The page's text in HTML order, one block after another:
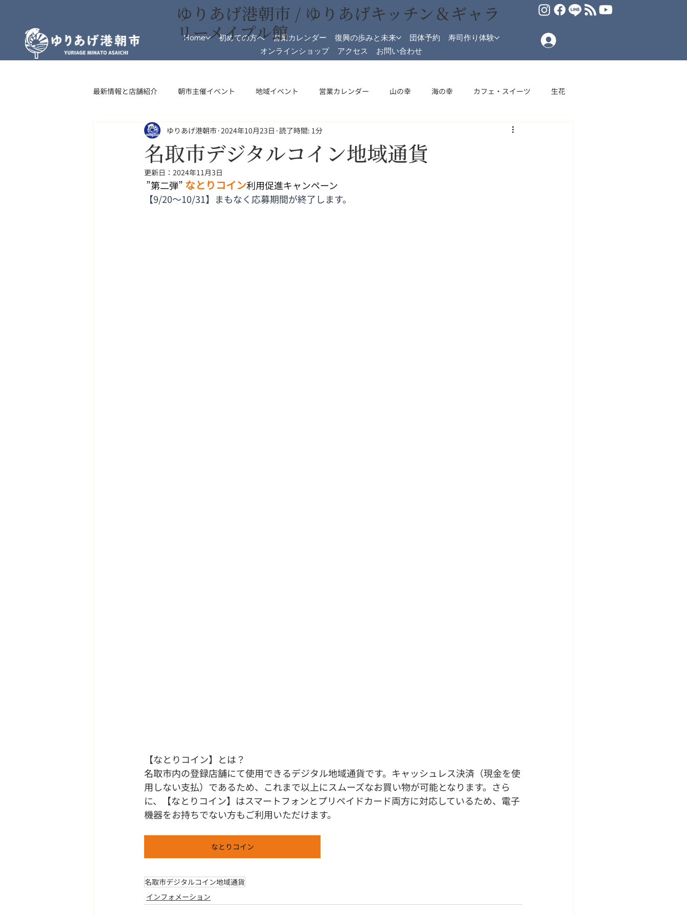
Home 初めての方へ 営業カレンダー 復興の歩みと未来 団体予約
寿司作り体験
オンラインショップ
アクセス お問い合わせ
ゆりあげ港朝市 / ゆりあげキッチン＆ギャラ
リーメイプル館
最新情報と店舗紹介 朝市主催イベント 地域イベント 営業カレンダー 山の幸 海の幸 カフェ・スイーツ 生花
インフォメーション フード・加工 メイプル館 メイプル館情報
名取市デジタルコイン地域通貨
ゆりあげ港朝市 2024年10月23日 読了時間: 1分
更新日： 2024年11月3日
”第二弾” なとりコイン利用促進キャンペーン
【9/20～10/31】 まもなく応募期間が終了します。
【なとりコイン】とは？
名取市内の登録店舗にて使用できるデジタル地域通貨です。キャッシュレス決済（現金を使
用しない支払）であるため、これまで以上にスムーズなお買い物が可能となります。さら
に、【なとりコイン】はスマートフォンとプリペイドカード両方に対応しているため、電子
機器をお持ちでない方もご利用いただけます。
なとりコイン
名取市デジタルコイン地域通貨
インフォメーション